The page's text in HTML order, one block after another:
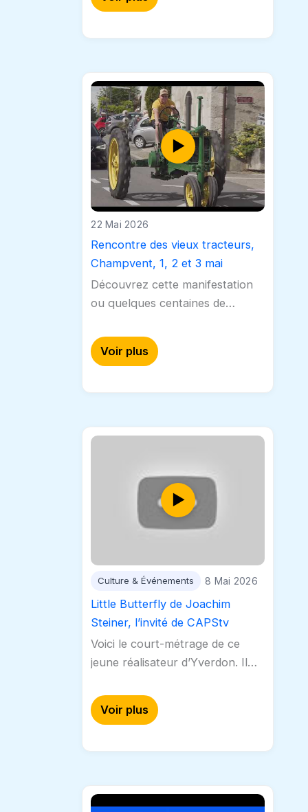
ferroviaire régional, va trouver
22 Mai 2026
Rencontre des vieux tracteurs,
Champvent, 1, 2 et 3 mai
Découvrez cette manifestation
ou quelques centaines de
exposé, ainsi qu’un cotège à
travers le village. #champvent
Voir plus
Culture & Événements 8 Mai 2026
Little Butterfly de Joachim
Steiner, l’invité de CAPStv
Voici le court-métrage de ce
jeune réalisateur d’Yverdon. Il
semaine. L’actrice principale
(Maeline Bernhaus) joue le rôle
Voir plus